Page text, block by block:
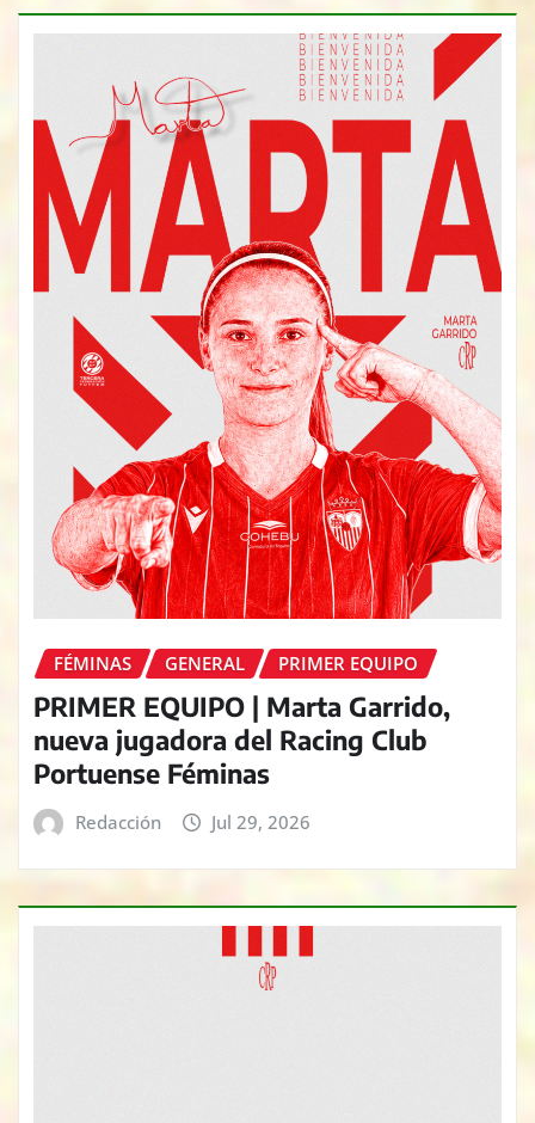
FÉMINAS GENERAL PRIMER EQUIPO
PRIMER EQUIPO | Marta Garrido,
nueva jugadora del Racing Club
Portuense Féminas
Redacción Jul 29, 2026